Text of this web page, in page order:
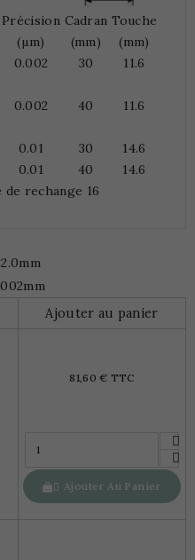
Précision
(µm)
Cadran
(mm)
Touche
(mm)
0.002 30 11.6
0.002 40 11.6
0.01 30
14.6
0.01 40
14.6
de rechange 16
Ajouter au panier
81,60 € TTC
 Ajouter Au Panier